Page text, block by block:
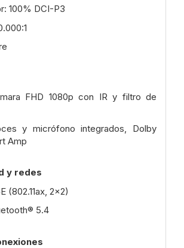
100% DCI-P3
FHD 1080p con IR y filtro de
y micrófono integrados, Dolby
Amp
y redes
(802.11ax, 2x2)
5.4